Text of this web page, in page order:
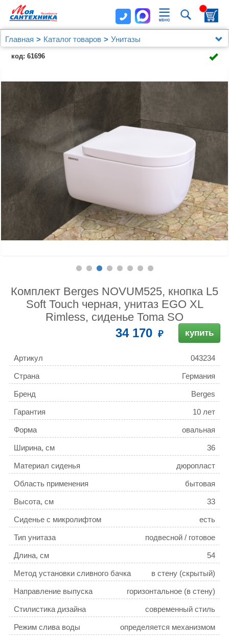
Главная Каталог товаров
Унитазы
Унитазы Berges Wasserhaus
Комплект Berges NOVUM525, кнопка L5 Soft Touch
код: 61696
Комплект Berges NOVUM525, кнопка L5
Soft Touch черная, унитаз EGO XL
Rimless, сиденье Toma SO
34 170 купить
Артикул 043234
Страна Германия
Бренд Berges
Гарантия 10 лет
Форма овальная
Ширина, см 36
Материал сиденья дюропласт
Область применения бытовая
Высота, см 33
Сиденье с микролифтом есть
Тип унитаза
подвесной / готовое
решение
Длина, см
54
Метод установки сливного бачка в стену (скрытый)
Направление выпуска горизонтальное (в стену)
Стилистика дизайна современный стиль
Режим слива воды
определяется механизмом